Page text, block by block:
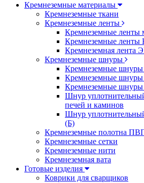
Кремнеземные материалы
Кремнеземные ткани
Кремнеземные ленты
Кремнеземные
Кремнеземные ленты
Кремнеземная лента
Кремнеземные шнуры
Кремнеземные
Кремнеземные
Кремнеземные
Шнур
печей и каминов
Шнур
(Б)
Кремнеземные полотна
Кремнеземные сетки
Кремнеземные нити
Кремнеземная вата
Готовые изделия
Коврики для сварщиков